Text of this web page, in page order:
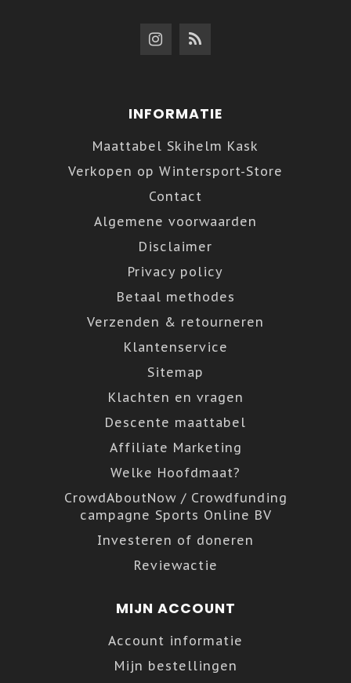
INFORMATIE
Maattabel Skihelm Kask
Verkopen op Wintersport-Store
Contact
Algemene voorwaarden
Disclaimer
Privacy policy
Betaal methodes
Verzenden & retourneren
Klantenservice
Sitemap
Klachten en vragen
Descente maattabel
Affiliate Marketing
Welke Hoofdmaat?
CrowdAboutNow / Crowdfunding
campagne Sports Online BV
Investeren of doneren
Reviewactie
MIJN ACCOUNT
Account informatie
Mijn bestellingen